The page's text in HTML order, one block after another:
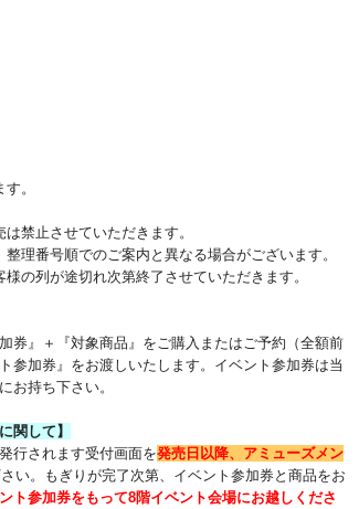
。
禁止させていただきます。
理番号順でのご案内と異なる場合がございます。
の列が途切れ次第終了させていただきます。
券』＋『対象商品』をご購入またはご予約（全額前
参加券』をお渡しいたします。イベント参加券は当
お持ち下さい。
関して】
行されます受付画面を発売日以降、 アミューズメン
い。もぎりが完了次第、イベント参加券と商品をお
ト参加券をもって8階イベント会場にお越しくださ